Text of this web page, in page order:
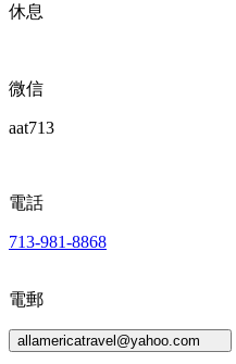
休息
微信
aat713
電話
713-981-8868
電郵
allamericatravel@yahoo.com